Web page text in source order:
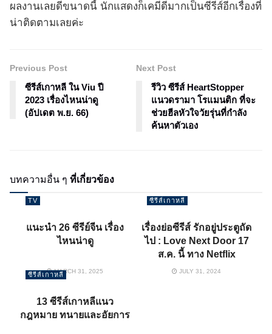
ผลงานเลยดีขนาดนี้ นักแสดงก็เคมีดีมากเป็นซีรีส์อีกเรื่องที่
น่าติดตามเลยค่ะ
Previous Post
ซีรีส์เกาหลี ใน Viu ปี
2023 เรื่องไหนน่าดู
(อัปเดต พ.ย. 66)
Next Post
รีวิว ซีรีส์ HeartStopper
แนวดรามา โรแมนติก ที่จะ
ช่วยฮีลหัวใจวัยรุ่นที่กำลัง
ค้นหาตัวเอง
บทความอื่น ๆ ที่เกี่ยวข้อง
TV
แนะนำ 26 ซีรีย์จีน เรื่อง
ไหนน่าดู
MARCH 31, 2025
ซีรีส์เกาหลี
เรื่องย่อซีรีส์ รักอยู่ประตูถัด
ไป : Love Next Door 17
ส.ค. นี้ ทาง Netflix
JULY 31, 2024
ซีรีส์เกาหลี
13 ซีรีส์เกาหลีแนว
กฎหมาย ทนายและอัยการ